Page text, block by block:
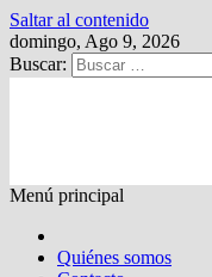
Saltar al contenido
domingo, Ago 9, 2026
Buscar:
Menú principal
Quiénes somos